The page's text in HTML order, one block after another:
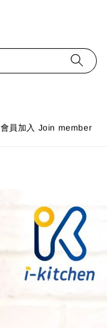
會員加入 Join member